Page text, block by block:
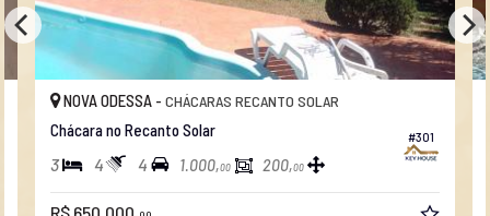
#301
NOVA ODESSA - CHÁCARAS RECANTO SOLAR
Chácara no Recanto Solar
3 4 4 1.000,00 200,00
R$ 650.000,